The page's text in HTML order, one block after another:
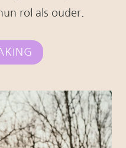
rol als ouder.